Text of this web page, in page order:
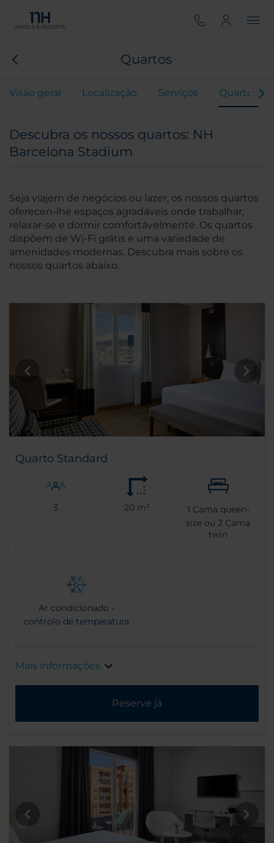
Quartos
Visão geral Localização Serviços Quartos
Descubra os nossos quartos: NH
Barcelona Stadium
Seja viajem de negócios ou lazer, os nossos quartos
oferecen-lhe espaços agradáveis onde trabalhar,
relaxar-se e dormir comfortávelmente. Os quartos
dispõem de Wi-Fi grátis e uma variedade de
amenidades modernas. Descubra mais sobre os
nossos quartos abaixo.
Quarto Standard
3 20 m² 1 Cama queen-
size ou2 Cama
twin
Ar condicionado -
controlo de temperatura
Mais informações
Reserve já